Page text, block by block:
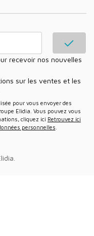
sur les ventes et les
Elidia. Vous pouvez vous
cliquez ici Retrouvez ici
personnelles